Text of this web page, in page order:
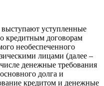
уступленные
кредитным договорам
необеспеченного
лицами (далее –
денежные требования
долга и
кредитом и денежные